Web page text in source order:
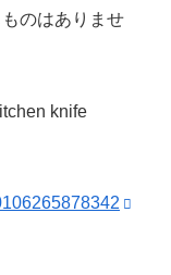
のはありませ
knife